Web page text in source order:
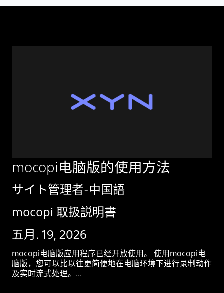
mocopi电脑版的使用方法
サイト管理者-中国語
mocopi 取扱説明書
五月. 19, 2026
mocopi电脑版应用程序已经开放使用。 使用mocopi电
脑版，您可以比以往更简便地在电脑环境下进行录制动作
及实时流式处理。...